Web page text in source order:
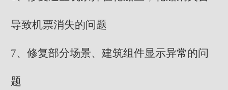
导致机票消失的问题
7、修复部分场景、建筑组件显示异常的问
题